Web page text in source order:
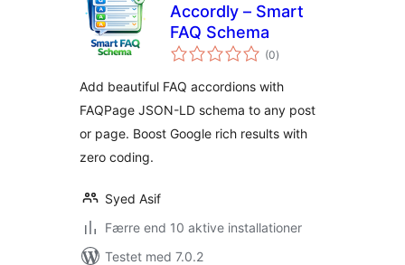
Accordly – Smart
FAQ Schema
(0totale
bedømmelser
)
Add beautiful FAQ accordions with
FAQPage JSON-LD schema to any post
or page. Boost Google rich results with
zero coding.
Syed Asif
Færre end 10 aktive installationer
Testet med 7.0.2